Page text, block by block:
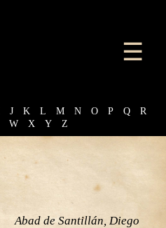
☰
J K L M N O P Q
R
W X Y Z
Abad de Santillán, Diego